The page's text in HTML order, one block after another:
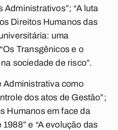
“A luta
Direitos Humanos das
uma
Transgênicos e o
sociedade de risco”.
Administrativa como
dos atos de Gestão”;
Humanos em face da
e “A evolução das